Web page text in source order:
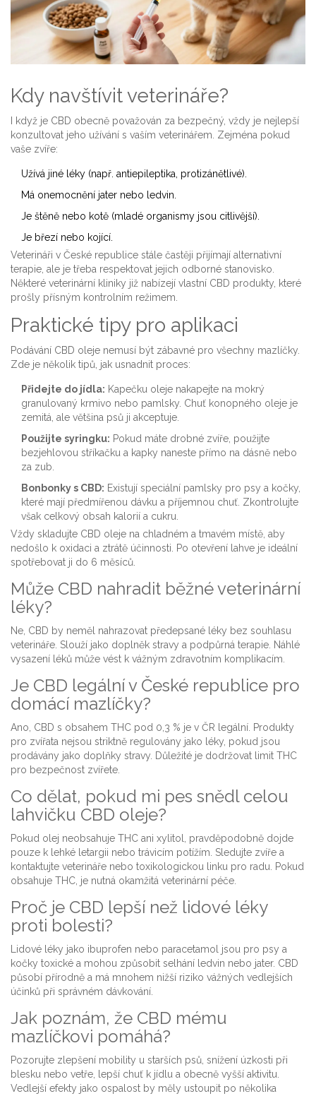
Kdy navštívit veterináře?
I když je CBD obecně považován za bezpečný, vždy je nejlepší
konzultovat jeho užívání s vaším veterinářem. Zejména pokud
vaše zvíře:
Užívá jiné léky (např. antiepileptika, protizánětlivé).
Má onemocnění jater nebo ledvin.
Je štěně nebo kotě (mladé organismy jsou citlivější).
Je březí nebo kojící.
Veterináři v České republice stále častěji přijímají alternativní
terapie, ale je třeba respektovat jejich odborné stanovisko.
Některé veterinární kliniky již nabízejí vlastní CBD produkty, které
prošly přísným kontrolním režimem.
Praktické tipy pro aplikaci
Podávání CBD oleje nemusí být zábavné pro všechny mazlíčky.
Zde je několik tipů, jak usnadnit proces:
Přidejte do jídla: Kapečku oleje nakapejte na mokrý
granulovaný krmivo nebo pamlsky. Chuť konopného oleje je
zemitá, ale většina psů ji akceptuje.
Použijte syringku: Pokud máte drobné zvíře, použijte
bezjehlovou stříkačku a kapky naneste přímo na dásně nebo
za zub.
Bonbonky s CBD: Existují speciální pamlsky pro psy a kočky,
které mají předmířenou dávku a příjemnou chuť. Zkontrolujte
však celkový obsah kalorií a cukru.
Vždy skladujte CBD oleje na chladném a tmavém místě, aby
nedošlo k oxidaci a ztrátě účinnosti. Po otevření lahve je ideální
spotřebovat ji do 6 měsíců.
Může CBD nahradit běžné veterinární
léky?
Ne, CBD by neměl nahrazovat předepsané léky bez souhlasu
veterináře. Slouží jako doplněk stravy a podpůrná terapie. Náhlé
vysazení léků může vést k vážným zdravotním komplikacím.
Je CBD legální v České republice pro
domácí mazlíčky?
Ano, CBD s obsahem THC pod 0,3 % je v ČR legální. Produkty
pro zvířata nejsou striktně regulovány jako léky, pokud jsou
prodávány jako doplňky stravy. Důležité je dodržovat limit THC
pro bezpečnost zvířete.
Co dělat, pokud mi pes snědl celou
lahvičku CBD oleje?
Pokud olej neobsahuje THC ani xylitol, pravděpodobně dojde
pouze k lehké letargii nebo trávicím potížím. Sledujte zvíře a
kontaktujte veterináře nebo toxikologickou linku pro radu. Pokud
obsahuje THC, je nutná okamžitá veterinární péče.
Proč je CBD lepší než lidové léky
proti bolesti?
Lidové léky jako ibuprofen nebo paracetamol jsou pro psy a
kočky toxické a mohou způsobit selhání ledvin nebo jater. CBD
působí přírodně a má mnohem nižší riziko vážných vedlejších
účinků při správném dávkování.
Jak poznám, že CBD mému
mazlíčkovi pomáhá?
Pozorujte zlepšení mobility u starších psů, snížení úzkosti při
blesku nebo vetře, lepší chuť k jídlu a obecně vyšší aktivitu.
Vedlejší efekty jako ospalost by měly ustoupit po několika